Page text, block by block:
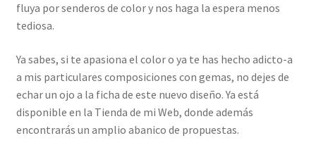
fluya por senderos de color y nos haga la espera menos
tediosa.
Ya sabes, si te apasiona el color o ya te has hecho adicto-a
a mis particulares composiciones con gemas, no dejes de
echar un ojo a la ficha de este nuevo diseño. Ya está
disponible en la Tienda de mi Web, donde además
encontrarás un amplio abanico de propuestas.